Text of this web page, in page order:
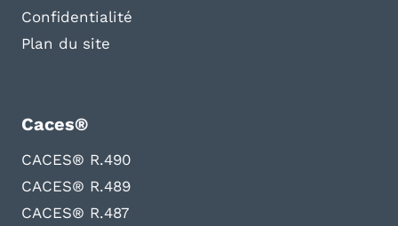
Confidentialité
Plan du site
Caces®
CACES® R.490
CACES® R.489
CACES® R.487